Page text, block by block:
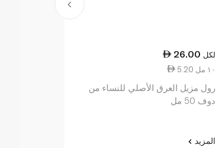
26.00 لكل
5.20 ١٠ مل
رول مزيل العرق الأصلي للنساء من
دوف 50 مل
المزيد